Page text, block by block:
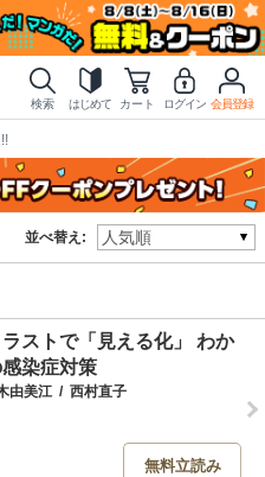
検索 はじめて カート ログイン 会員登録
並べ替え:
ストで「見える化」 わか
染症対策
由美江 / 西村直子
無料立読み